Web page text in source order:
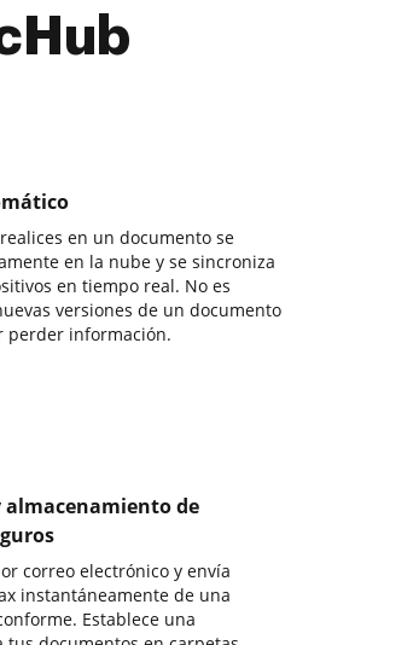
en un documento se
en la nube y se sincroniza
en tiempo real. No es
versiones de un documento
perder información.
de
correo electrónico y envía
instantáneamente de una
Establece una